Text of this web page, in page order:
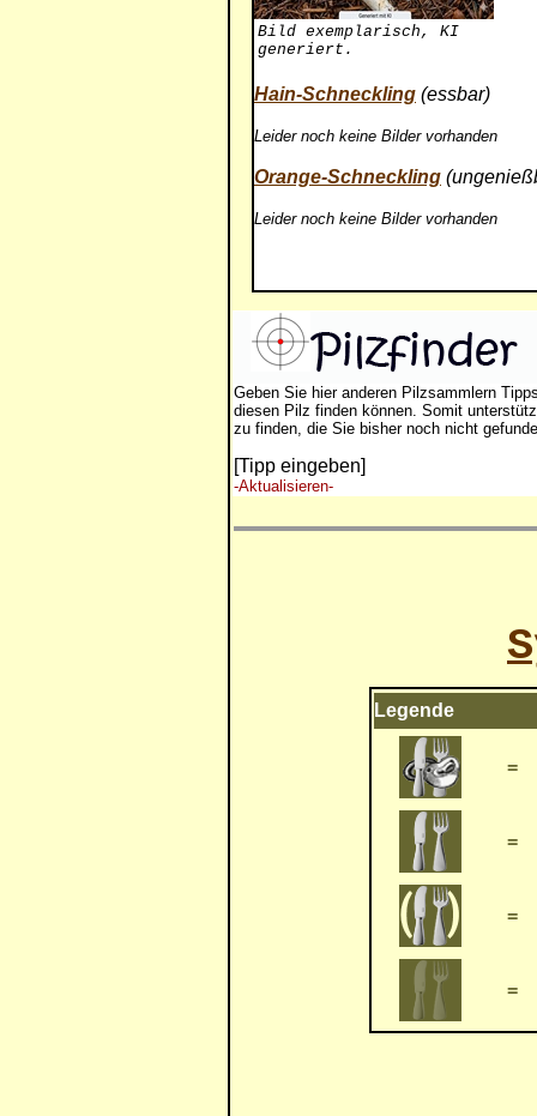
Bild exemplarisch, KI
generiert.
Hain-Schneckling (essbar)
Leider noch keine Bilder vorhanden
Orange-Schneckling
Leider noch keine Bilder vorhanden
Geben Sie hier anderen Pilzsammlern
diesen Pilz finden können. Somit
zu finden, die Sie bisher noch nicht
[Tipp eingeben]
-Aktualisieren-
Legende
=
=
=
=